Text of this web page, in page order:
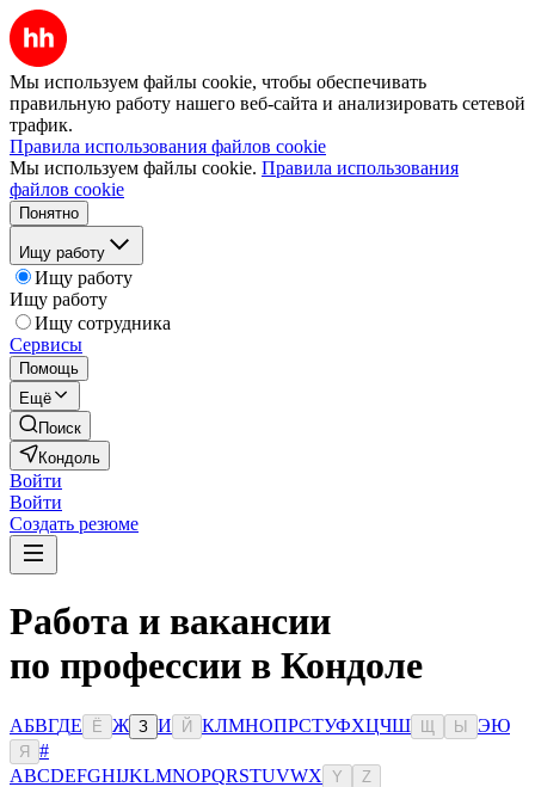
Мы используем файлы cookie, чтобы обеспечивать
правильную работу нашего веб-сайта и анализировать сетевой
трафик.
Правила использования файлов cookie
Мы используем файлы cookie. Правила использования
файлов cookie
Понятно
Ищу работу
Ищу работу
Ищу работу
Ищу сотрудника
Сервисы
Помощь
Ещё
Поиск
Кондоль
Войти
Войти
Создать резюме
Работа и вакансии
по профессии в Кондоле
АБВГДЕ Ё Ж З И Й КЛМНОПРСТУФХЦЧШ Ы ЭЮ
Я
#
ABCDEFGHIJKLMNOPQRSTUVWX Y Z